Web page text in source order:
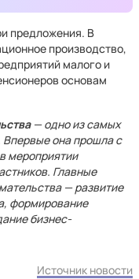
предложения. В
производство,
малого и
основам
— одно из самых
она прошла с
мероприятии
Главные
— развитие
формирование
бизнес-
Источник новости